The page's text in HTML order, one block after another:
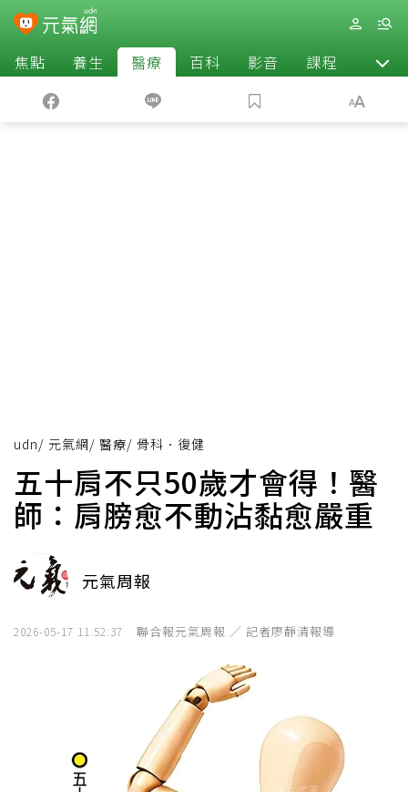
焦點 養生 醫療 百科 影音 課程 退休
udn/ 元氣網/ 醫療/ 骨科．復健
五十肩不只50歲才會得！醫
師：肩膀愈不動沾黏愈嚴重
元氣周報
2026-05-17 11:52:37 聯合報元氣周報 ／ 記者廖靜清報導